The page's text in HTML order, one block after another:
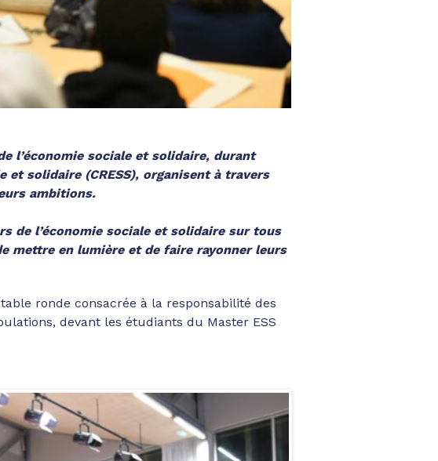
l’économie sociale et solidaire, durant
et solidaire (CRESS), organisent à travers
ambitions.
de l’économie sociale et solidaire sur tous
mettre en lumière et de faire rayonner leurs
ronde consacrée à la responsabilité des
devant les étudiants du Master ESS